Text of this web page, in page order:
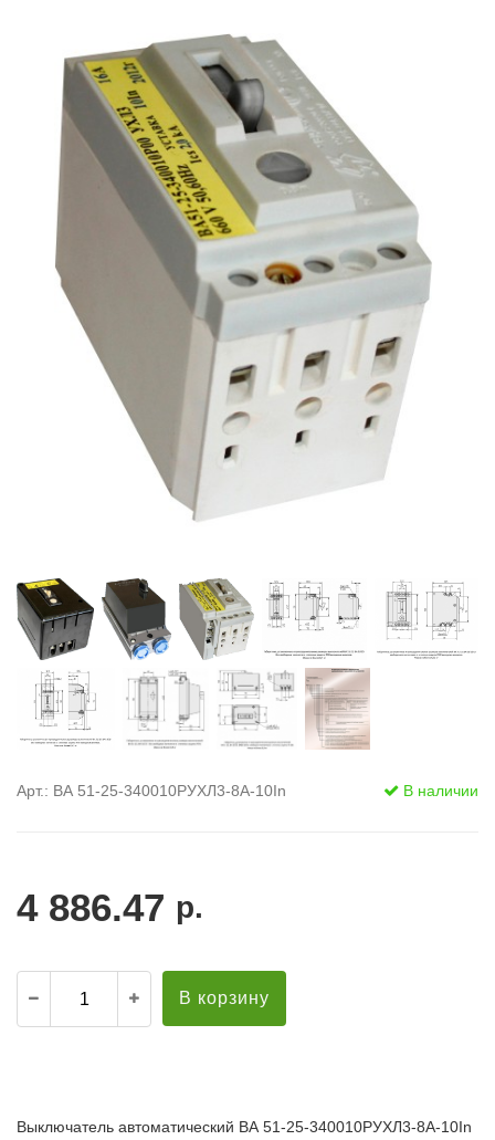
диэлектрические
Стремянки с
Стремянки с
опорой
Ширмы
РЗА (шторы)
Штендеры
Щиты
диэлектрические
Арт.: ВА 51-25-340010РУХЛ3-8А-10In В наличии
4 886.47 р.
В корзину
Выключатель автоматический ВА 51-25-340010РУХЛ3-8А-10In